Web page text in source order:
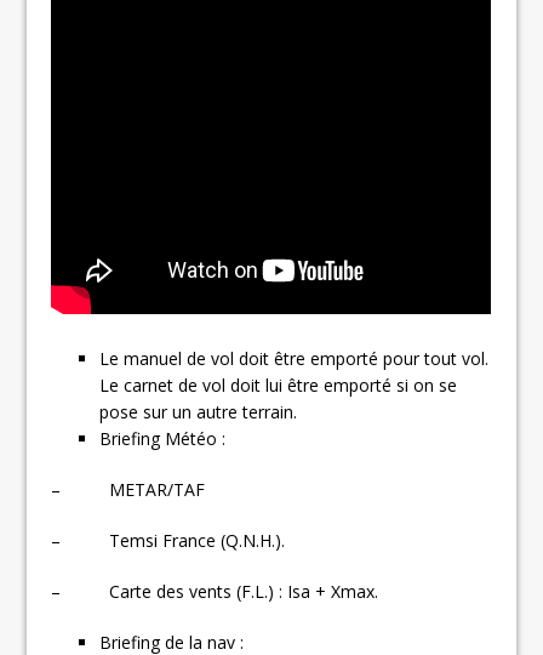
Le manuel de vol doit être emporté pour tout vol.
Le carnet de vol doit lui être emporté si on se
pose sur un autre terrain.
Briefing Météo :
– METAR/TAF
– Temsi France (Q.N.H.).
– Carte des vents (F.L.) : Isa + Xmax.
Briefing de la nav :